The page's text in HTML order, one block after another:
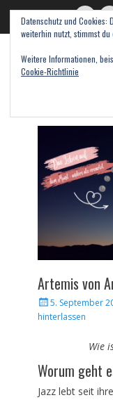
read
Artemis von
Veröffentlicht
am
5. September
hinterlassen
Wie
Worum geht
Jazz lebt seit
Datenschutz und Cookies:
weiterhin nutzt, stimmst du
Weitere Informationen,
Cookie-Richtlinie